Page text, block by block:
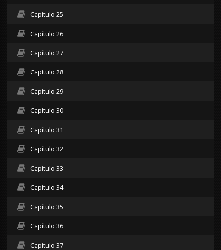
Capítulo 25
Capítulo 26
Capítulo 27
Capítulo 28
Capítulo 29
Capítulo 30
Capítulo 31
Capítulo 32
Capítulo 33
Capítulo 34
Capítulo 35
Capítulo 36
Capítulo 37